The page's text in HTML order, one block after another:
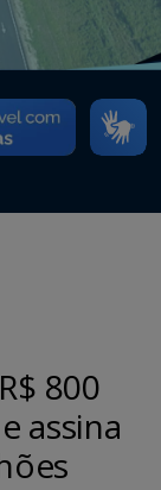
800
assina